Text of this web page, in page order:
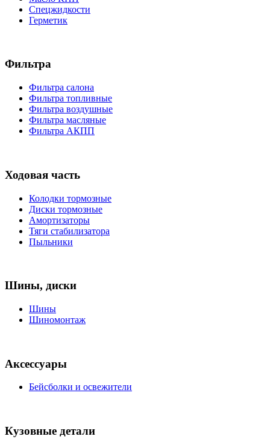
Спецжидкости
Герметик
Фильтра
Фильтра салона
Фильтра топливные
Фильтра воздушные
Фильтра масляные
Фильтра АКПП
Ходовая часть
Колодки тормозные
Диски тормозные
Амортизаторы
Тяги стабилизатора
Пыльники
Шины, диски
Шины
Шиномонтаж
Аксессуары
Бейсболки и освежители
Кузовные детали